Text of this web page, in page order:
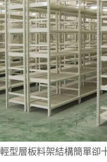
輕型層板料架結構簡單卻